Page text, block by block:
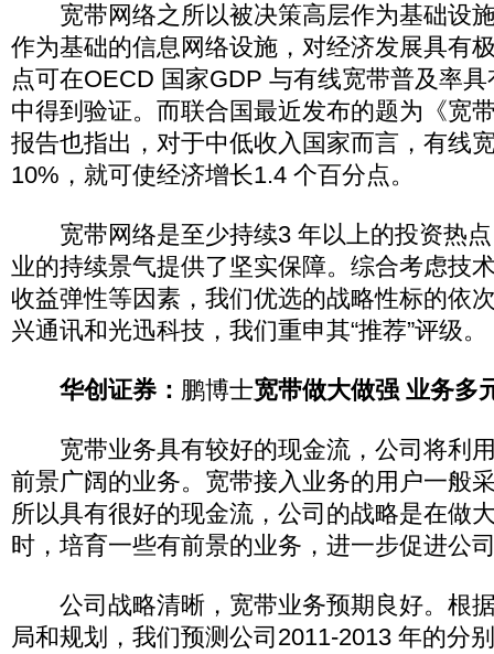
宽带网络之所以被决策高层作为基础设
作为基础的信息网络设施，对经济发展具有
点可在OECD 国家GDP 与有线宽带普及率
中得到验证。而联合国最近发布的题为《宽
报告也指出，对于中低收入国家而言，有线
10%，就可使经济增长1.4 个百分点。
宽带网络是至少持续3 年以上的投资热点
业的持续景气提供了坚实保障。综合考虑技
收益弹性等因素，我们优选的战略性标的依
兴通讯和光迅科技，我们重申其“推荐”评级。
华创证券： 鹏博士宽带做大做强 业务多
宽带业务具有较好的现金流，公司将利
前景广阔的业务。宽带接入业务的用户一般
所以具有很好的现金流，公司的战略是在做
时，培育一些有前景的业务，进一步促进公
公司战略清晰，宽带业务预期良好。根
局和规划，我们预测公司2011-2013 年的分